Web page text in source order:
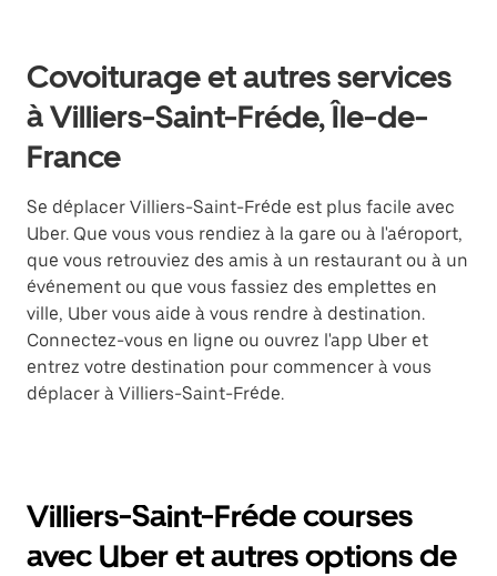
Covoiturage et autres services
à Villiers-Saint-Fréde, Île-de-
France
Se déplacer Villiers-Saint-Fréde est plus facile avec
Uber. Que vous vous rendiez à la gare ou à l'aéroport,
que vous retrouviez des amis à un restaurant ou à un
événement ou que vous fassiez des emplettes en
ville, Uber vous aide à vous rendre à destination.
Connectez-vous en ligne ou ouvrez l'app Uber et
entrez votre destination pour commencer à vous
déplacer à Villiers-Saint-Fréde.
Villiers-Saint-Fréde courses
avec Uber et autres options de